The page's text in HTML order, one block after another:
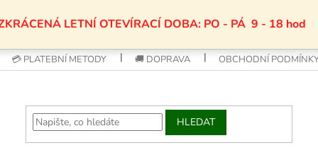
LETNÍ OTEVÍRACÍ DOBA: PO - PÁ 9 - 18 hod
💳 PLATEBNÍ METODY 🚚 DOPRAVA OBCHODNÍ
HLEDAT